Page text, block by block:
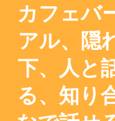
カフェバ
アル、隠
下、人と
る、知り